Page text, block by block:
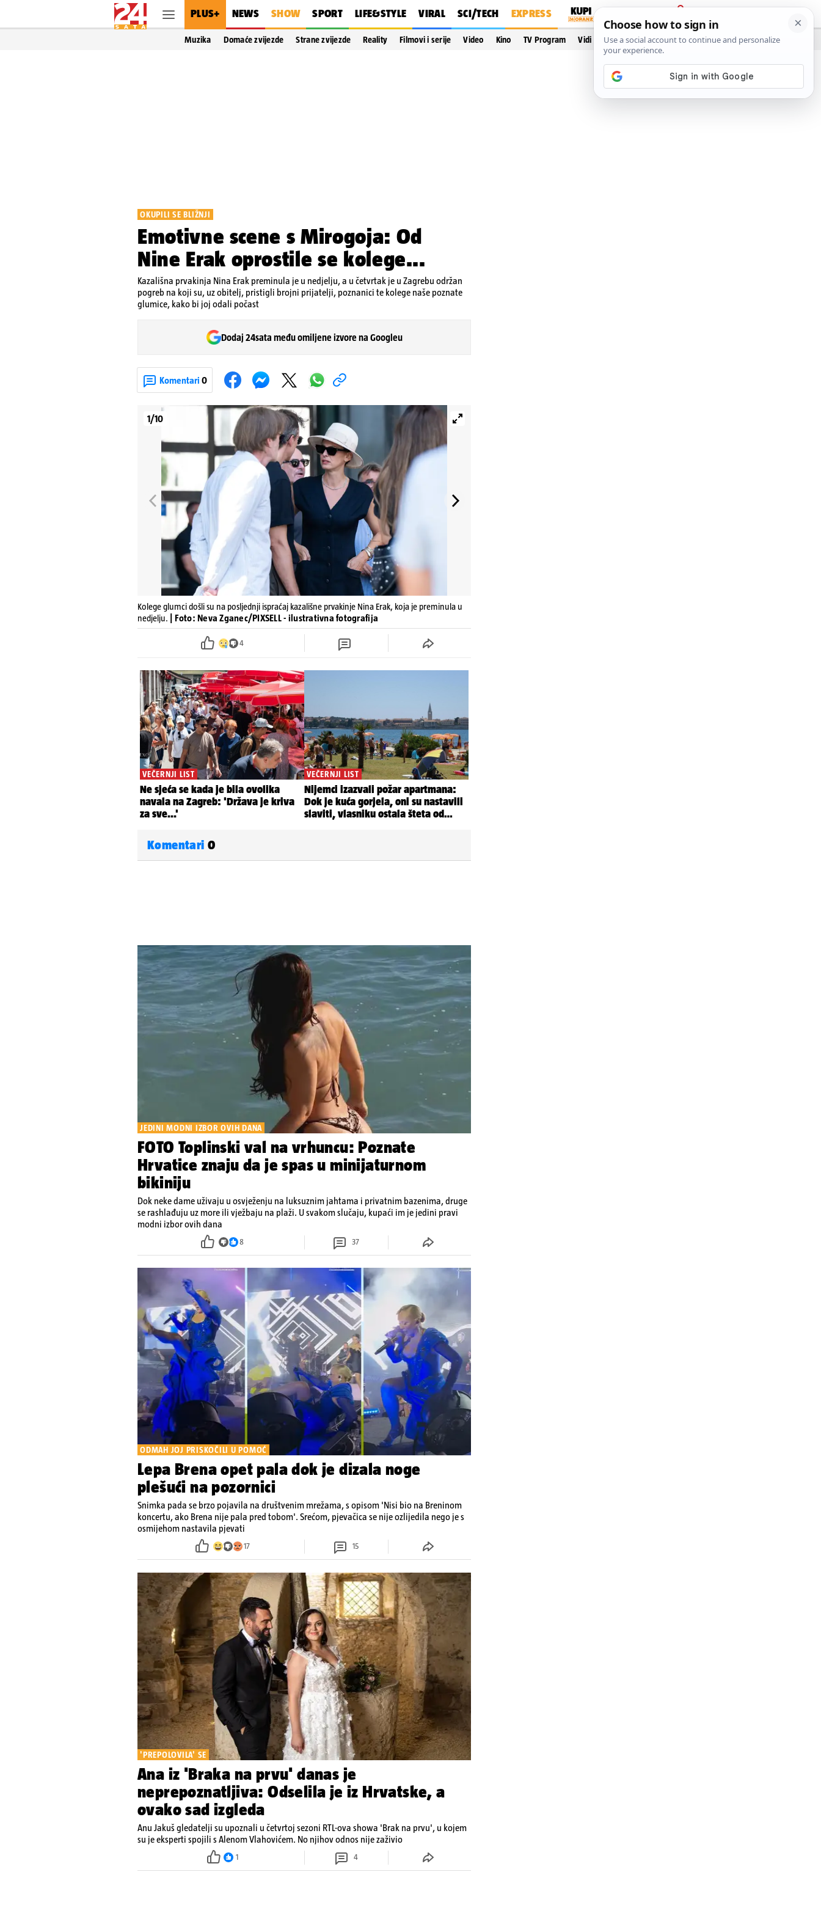
PLUS+ NEWS SHOW SPORT LIFE&STYLE VIRAL SCI/TECH EXPRESS
PRIJAVA
Muzika Domaće zvijezde Strane zvijezde Reality Filmovi i serije Video Kino TV Program Vidi još…
OKUPILI SE BLIŽNJI
Emotivne scene s Mirogoja: Od
Nine Erak oprostile se kolege...
Kazališna prvakinja Nina Erak preminula je u nedjelju, a u četvrtak je u Zagrebu održan
pogreb na koji su, uz obitelj, pristigli brojni prijatelji, poznanici te kolege naše poznate
glumice, kako bi joj odali počast
Dodaj 24sata među omiljene izvore na Googleu
Komentari 0
1/10
Kolege glumci došli su na posljednji ispraćaj kazališne prvakinje Nina Erak, koja je preminula u
nedjelju.
| Foto: Neva Zganec/PIXSELL - ilustrativna fotografija
4
Komentari 0
JEDINI MODNI IZBOR OVIH DANA
FOTO Toplinski val na vrhuncu: Poznate
Hrvatice znaju da je spas u minijaturnom
bikiniju
Dok neke dame uživaju u osvježenju na luksuznim jahtama i privatnim bazenima, druge
se rashlađuju uz more ili vježbaju na plaži. U svakom slučaju, kupaći im je jedini pravi
modni izbor ovih dana
8 37
ODMAH JOJ PRISKOČILI U POMOĆ
Lepa Brena opet pala dok je dizala noge
plešući na pozornici
Snimka pada se brzo pojavila na društvenim mrežama, s opisom 'Nisi bio na Breninom
koncertu, ako Brena nije pala pred tobom'. Srećom, pjevačica se nije ozlijedila nego je s
osmijehom nastavila pjevati
17 15
'PREPOLOVILA' SE
Ana iz 'Braka na prvu' danas je
neprepoznatljiva: Odselila je iz Hrvatske, a
ovako sad izgleda
Anu Jakuš gledatelji su upoznali u četvrtoj sezoni RTL-ova showa 'Brak na prvu', u kojem
su je eksperti spojili s Alenom Vlahovićem. No njihov odnos nije zaživio
1 4